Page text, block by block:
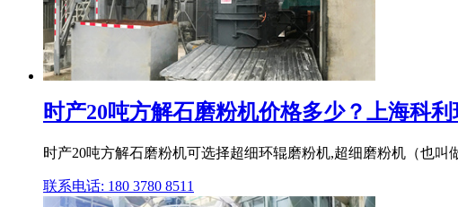
时产20吨方解石磨粉机价格多少？上海科利
时产20吨方解石磨粉机可选择超细环辊磨粉机,超细磨粉机（也
联系电话: 180 3780 8511